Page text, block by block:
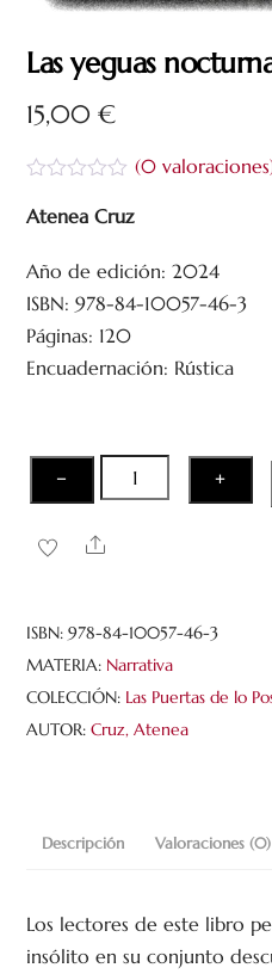
Las yeguas
15,00€
a
r
d
o
c
o
5
(0
Atenea Cruz
Año de edición: 2024
ISBN: 978-84-10057-46-3
Páginas: 120
Encuadernación: Rústica
−
yeguas
nocturnas
+
Share
ISBN:978-84-10057-46-3
MATERIA: Narrativa
COLECCIÓN: Las Puertas de lo
AUTOR:Cruz, Atenea
Descripción Valoraciones (0)
Los lectores de este libro
insólito en su conjunto